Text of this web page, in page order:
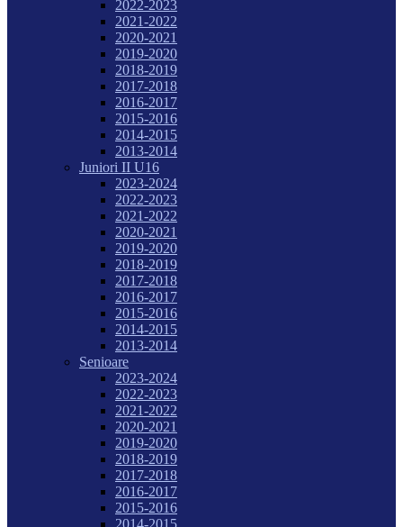
2022-2023
2021-2022
2020-2021
2019-2020
2018-2019
2017-2018
2016-2017
2015-2016
2014-2015
2013-2014
Juniori II U16
2023-2024
2022-2023
2021-2022
2020-2021
2019-2020
2018-2019
2017-2018
2016-2017
2015-2016
2014-2015
2013-2014
Senioare
2023-2024
2022-2023
2021-2022
2020-2021
2019-2020
2018-2019
2017-2018
2016-2017
2015-2016
2014-2015